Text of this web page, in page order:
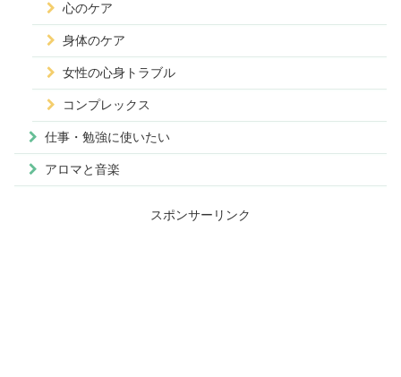
心のケア
身体のケア
女性の心身トラブル
コンプレックス
仕事・勉強に使いたい
アロマと音楽
スポンサーリンク